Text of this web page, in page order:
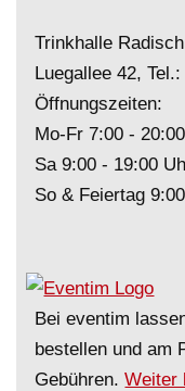
Trinkhalle Radisch
Luegallee 42,
Öffnungszeiten:
Mo-Fr 7:00 -
Sa 9:00 - 19:00
So & Feiertag
Bei eventim
bestellen und am
Gebühren.Weiter